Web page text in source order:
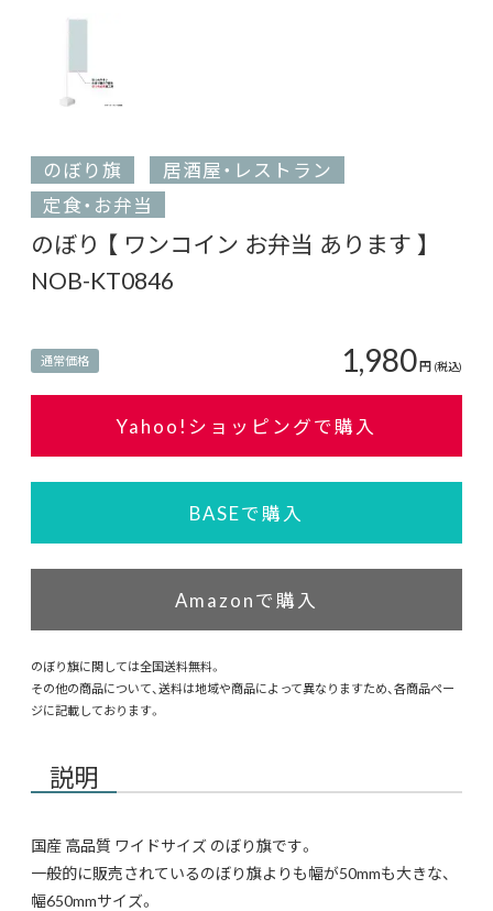
のぼり旗
居酒屋・レストラン
定食・お弁当
のぼり 【 ワンコイン お弁当 あります 】
NOB-KT0846
通常価格 1,980円 (税込)
Yahoo!ショッピングで購入
BASEで購入
Amazonで購入
のぼり旗に関しては全国送料無料。
その他の商品について、送料は地域や商品によって異なりますため、各商品ペー
ジに記載しております。
説明
国産 高品質 ワイドサイズ のぼり旗です。
一般的に販売されているのぼり旗よりも幅が50mmも大きな、
幅650mmサイズ。